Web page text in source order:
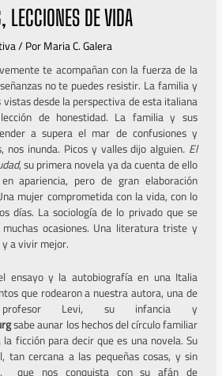
LECCIONES DE VIDA
/ PorMaria C. Galera
te acompañan con la fuerza de la
no te puedes resistir. La familia y
desde la perspectiva de esta italiana
de honestidad. La familia y sus
a supera el mar de confusiones y
nos inunda. Picos y valles dijo alguien. El
, su primera novela ya da cuenta de ello
apariencia, pero de gran elaboración
mujer comprometida con la vida, con lo
días. La sociología de lo privado que se
ocasiones. Una literatura triste y
a vivir mejor.
ensayo y la autobiografía en una Italia
que rodearon a nuestra autora, una de
Levi, su infancia y
sabe aunar los hechos del círculo familiar
ficción para decir que es una novela. Su
tan cercana a las pequeñas cosas, y sin
que nos conquista con su afán de